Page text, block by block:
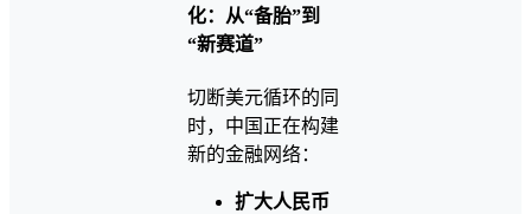
化：从“备胎”到
“新赛道”
切断美元循环的同
时，中国正在构建
新的金融网络：
扩大人民币